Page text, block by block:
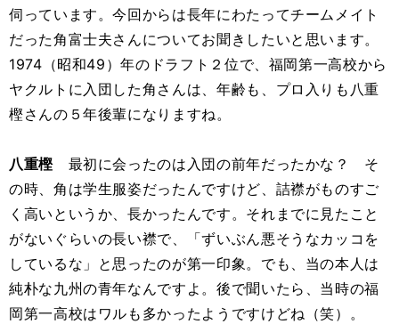
伺っています。今回からは長年にわたってチームメイト
だった角富士夫さんについてお聞きしたいと思います。
1974（昭和49）年のドラフト２位で、福岡第一高校から
ヤクルトに入団した角さんは、年齢も、プロ入りも八重
樫さんの５年後輩になりますね。
八重樫最初に会ったのは入団の前年だったかな？ そ
の時、角は学生服姿だったんですけど、詰襟がものすご
く高いというか、長かったんです。それまでに見たこと
がないぐらいの長い襟で、「ずいぶん悪そうなカッコを
しているな」と思ったのが第一印象。でも、当の本人は
純朴な九州の青年なんですよ。後で聞いたら、当時の福
岡第一高校はワルも多かったようですけどね（笑）。